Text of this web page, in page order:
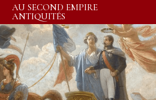
AU SECOND EMPIRE
ANTIQUITÉS